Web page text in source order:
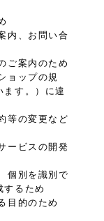
内、お問い合
ご案内のため
ョップの規
ます。）に違
等の変更など
ービスの開発
個別を識別で
するため
目的のため